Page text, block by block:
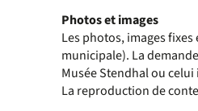
Photos et images
Les photos, images
municipale). La
Musée Stendhal ou
La reproduction de